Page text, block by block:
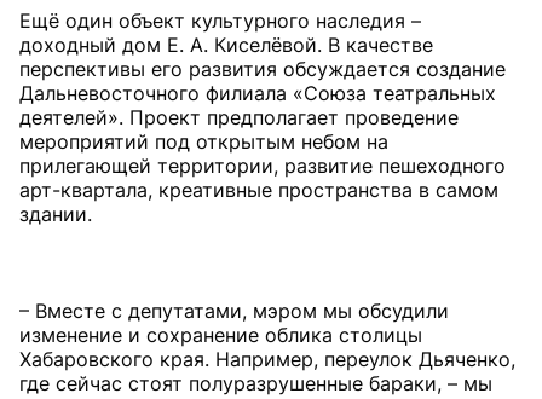
Ещё один объект культурного наследия –
доходный дом Е. А. Киселёвой. В качестве
перспективы его развития обсуждается создание
Дальневосточного филиала «Союза театральных
деятелей». Проект предполагает проведение
мероприятий под открытым небом на
прилегающей территории, развитие пешеходного
арт-квартала, креативные пространства в самом
здании.
– Вместе с депутатами, мэром мы обсудили
изменение и сохранение облика столицы
Хабаровского края. Например, переулок Дьяченко,
где сейчас стоят полуразрушенные бараки, – мы